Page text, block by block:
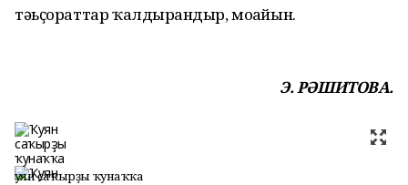
тәьҫораттар ҡалдырғандыр, моғайын.
Э. РӘШИТОВА.
Ҡуян саҡырҙы ҡунаҡҡа